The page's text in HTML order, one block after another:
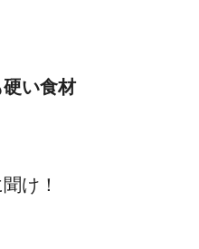
い食材
け！